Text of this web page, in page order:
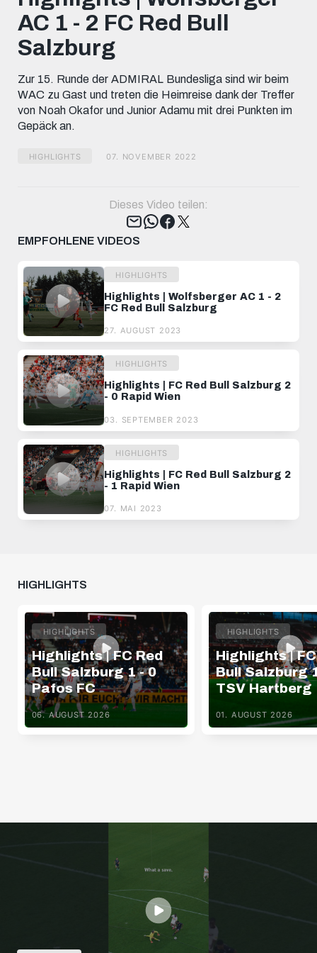
minutes,
28
seconds
AC 1 - 2 FC Red Bull
Salzburg
Zur 15. Runde der ADMIRAL Bundesliga sind wir beim
WAC zu Gast und treten die Heimreise dank der Treffer
von Noah Okafor und Junior Adamu mit drei Punkten im
Gepäck an.
HIGHLIGHTS 07. NOVEMBER 2022
Dieses Video teilen:
Tweet
EMPFOHLENE VIDEOS
HIGHLIGHTS
Highlights | Wolfsberger AC 1 - 2
FC Red Bull Salzburg
27. AUGUST 2023
HIGHLIGHTS
Highlights | FC Red Bull Salzburg 2
- 0 Rapid Wien
03. SEPTEMBER 2023
HIGHLIGHTS
Highlights | FC Red Bull Salzburg 2
- 1 Rapid Wien
07. MAI 2023
HIGHLIGHTS
HIGHLIGHTS
Highlights | FC Red
Bull Salzburg 1 - 0
Pafos FC
06. AUGUST 2026
HIGHLIGHTS
Highlights |
Bull Salzburg
TSV Hartberg
01. AUGUST 2026